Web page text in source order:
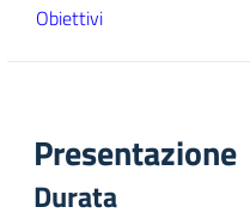
Obiettivi
Presentazione
Durata